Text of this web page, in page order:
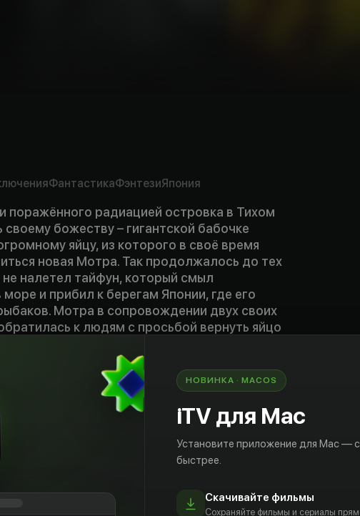
ФантастикаФэнтезиЯпония
поражённого радиацией островка в Тихом
своему божеству – гигантской бабочке
яйцу, из которого в своё время
новая Мотра. Так продолжалось до тех
не налетел тайфун, который смыл
и прибил к берегам Японии, где его
Мотра в сопровождении двух своих
к людям с просьбой вернуть яйцо
превратить яйцо в прибыльный
Впрочем, когда страну вновь начал
людям ничего не оставалось, кроме
и просить Мотру о защите.
экранах ещё не было!»
НОВИНКА · MACOS
iTV для Mac
Установите приложение для Mac —
быстрее.
Скачивайте фильмы
Сохраняйте фильмы и сериалы